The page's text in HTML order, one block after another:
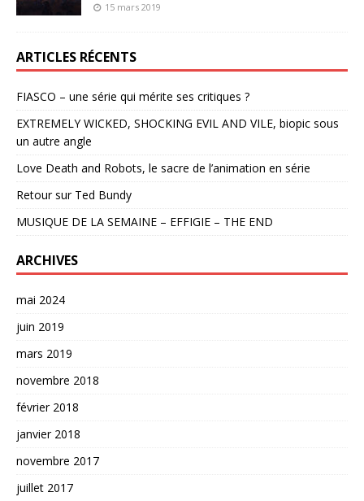
15 mars 2019
ARTICLES RÉCENTS
FIASCO – une série qui mérite ses critiques ?
EXTREMELY WICKED, SHOCKING EVIL AND VILE, biopic sous
un autre angle
Love Death and Robots, le sacre de l’animation en série
Retour sur Ted Bundy
MUSIQUE DE LA SEMAINE – EFFIGIE – THE END
ARCHIVES
mai 2024
juin 2019
mars 2019
novembre 2018
février 2018
janvier 2018
novembre 2017
juillet 2017